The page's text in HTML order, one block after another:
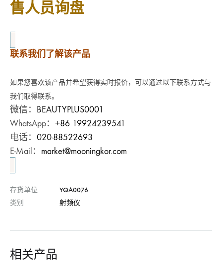
售人员询盘
联系我们了解该产品
如果您喜欢该产品并希望获得实时报价，可以通过以下联系方式与
我们取得联系。
微信：
BEAUTYPLUS0001
WhatsApp： +86 19924239541
电话： 020-88522693
E-Mail： market@mooningkor.com
存货单位
YQA0076
类别
射频仪
相关产品